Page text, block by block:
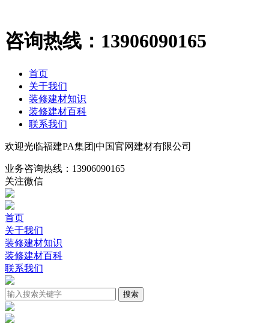
咨询热线： 13906090165
首页
关于我们
装修建材知识
装修建材百科
联系我们
欢迎光临福建PA集团|中国官网建材有限公司
业务咨询热线： 13906090165
关注微信
首页
关于我们
装修建材知识
装修建材百科
联系我们